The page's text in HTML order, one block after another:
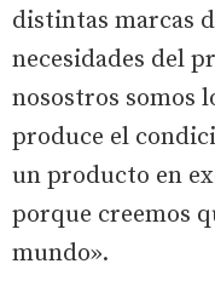
distintas marcas
necesidades del
nosostros somos
produce el
un producto en
porque creemos
mundo».